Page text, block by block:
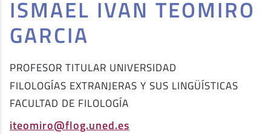
ISMAEL IVAN TEOMIRO
GARCIA
PROFESOR TITULAR UNIVERSIDAD
FILOLOGÍAS EXTRANJERAS Y SUS LINGÜÍSTICAS
FACULTAD DE FILOLOGÍA
iteomiro@flog.uned.es